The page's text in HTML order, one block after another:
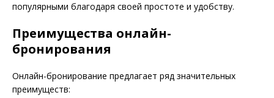
популярными благодаря своей простоте и удобству.
Преимущества онлайн-
бронирования
Онлайн-бронирование предлагает ряд значительных
преимуществ: